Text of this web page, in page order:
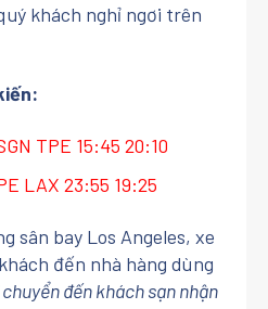
khách nghỉ ngơi trên
TPE 15:45 20:10
LAX 23:55 19:25
sân bay Los Angeles, xe
đến nhà hàng dùng
đến khách sạn nhận